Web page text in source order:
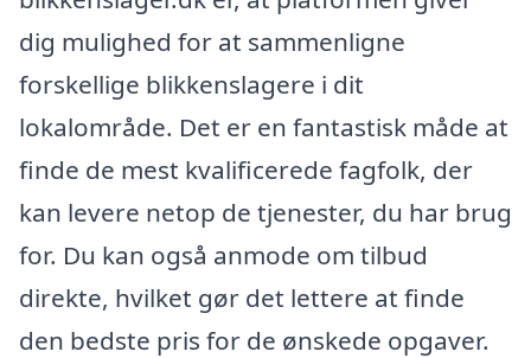
dig mulighed for at sammenligne
forskellige blikkenslagere i dit
lokalområde. Det er en fantastisk måde at
finde de mest kvalificerede fagfolk, der
kan levere netop de tjenester, du har brug
for. Du kan også anmode om tilbud
direkte, hvilket gør det lettere at finde
den bedste pris for de ønskede opgaver.